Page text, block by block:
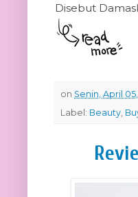
Disebut
on Senin, April 05,
Label: Beauty